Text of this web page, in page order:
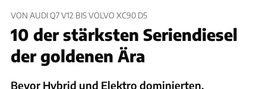
VON AUDI Q7 V12 BIS VOLVO XC90 D5
10 der stärksten Seriendiesel
der goldenen Ära
Bevor Hybrid und Elektro dominierten,